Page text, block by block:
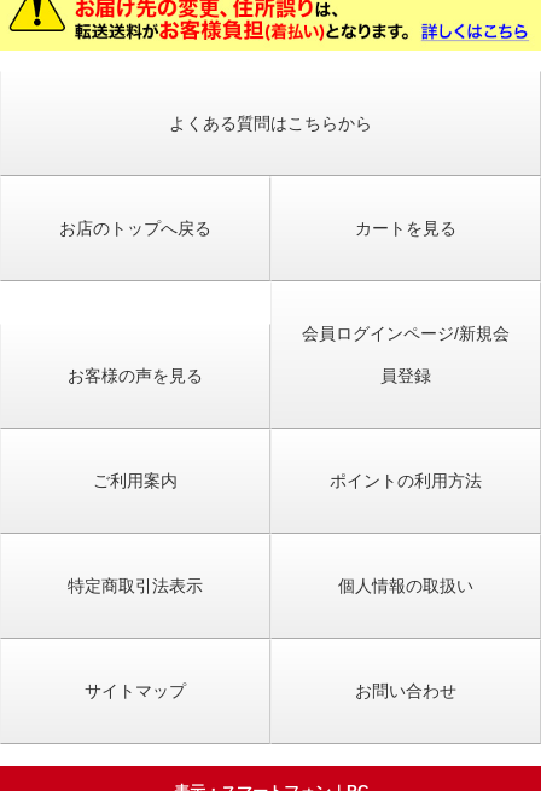
よくある質問はこちらから
お店のトップへ戻る カートを見る
お客様の声を見る
会員ログインページ/新規会
員登録
ご利用案内 ポイントの利用方法
特定商取引法表示 個人情報の取扱い
サイトマップ お問い合わせ